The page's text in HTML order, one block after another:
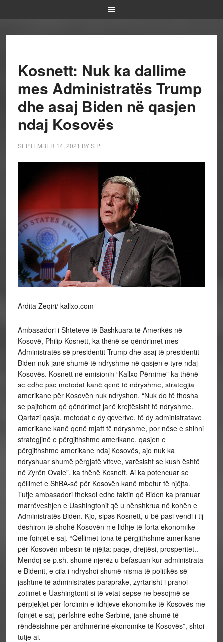
Kosnett: Nuk ka dallime
mes Administratës Trump
dhe asaj Biden në qasjen
ndaj Kosovës
SEPTEMBER 14, 2021 BYS P
Ardita Zeqiri/ kallxo.com
Ambasadori i Shteteve të Bashkuara të Amerikës në
Kosovë, Philip Kosnett, ka thënë se qëndrimet mes
Administratës së presidentit Trump dhe asaj të presidentit
Biden nuk janë shumë të ndryshme në qasjen e tyre ndaj
Kosovës. Kosnett në emisionin “Kallxo Përnime” ka thënë
se edhe pse metodat kanë qenë të ndryshme, strategjia
amerikane për Kosovën nuk ndryshon. “Nuk do të thosha
se pajtohem që qëndrimet janë krejtësisht të ndryshme.
Qartazi qasja, metodat e dy qeverive, të dy administratave
amerikane kanë qenë mjaft të ndryshme, por nëse e shihni
strategjinë e përgjithshme amerikane, qasjen e
përgjithshme amerikane ndaj Kosovës, ajo nuk ka
ndryshuar shumë përgjatë viteve, varësisht se kush është
në Zyrën Ovale”, ka thënë Kosnett. Ai ka potencuar se
qëllimet e ShBA-së për Kosovën kanë mbetur të njëjta.
Tutje ambasadori theksoi edhe faktin që Biden ka pranuar
marrëveshjen e Uashingtonit që u nënshkrua në kohën e
Administratës Biden. Kjo, sipas Kosnett, u bë pasi vendi i tij
dëshiron të shohë Kosovën me lidhje të forta ekonomike
me fqinjët e saj. “Qëllimet tona të përgjithshme amerikane
për Kosovën mbesin të njëjta: paqe, drejtësi, prosperitet..
Mendoj se p.sh. shumë njerëz u befasuan kur administrata
e Bidenit, e cila i ndryshoi shumë nisma të politikës së
jashtme të administratës paraprake, zyrtarisht i pranoi
zotimet e Uashingtonit si të vetat sepse ne besojmë se
përpjekjet për forcimin e lidhjeve ekonomike të Kosovës me
fqinjët e saj, përfshirë edhe Serbinë, janë shumë të
rëndësishme për ardhmërinë ekonomike të Kosovës”, shtoi
tutje ai.